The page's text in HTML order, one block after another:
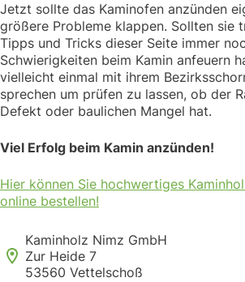
Jetzt sollte das Kaminofen anzünden
größere Probleme klappen. Sollten sie
Tipps und Tricks dieser Seite immer
Schwierigkeiten beim Kamin anfeuern
vielleicht einmal mit ihrem
sprechen um prüfen zu lassen, ob der
Defekt oder baulichen Mangel hat.
Viel Erfolg beim Kamin anzünden!
Hier können Sie hochwertiges
online bestellen!
Kaminholz Nimz GmbH
Zur Heide 7
53560 Vettelschoß